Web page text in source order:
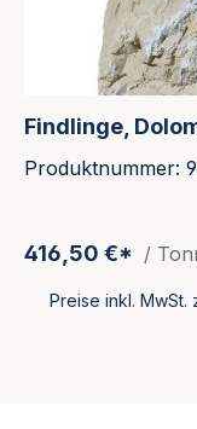
Findlinge,
Produktnummer:
416,50 €* /
Preise inkl. MwSt.